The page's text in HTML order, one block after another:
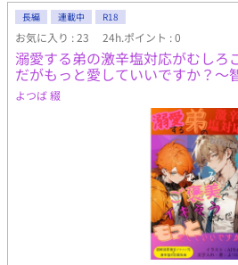
長編 連載中 R18
お気に入り : 23 24h.ポイント : 0
溺愛する弟の激辛塩対応がむしろ
だがもっと愛していいですか？〜
よつば 綴